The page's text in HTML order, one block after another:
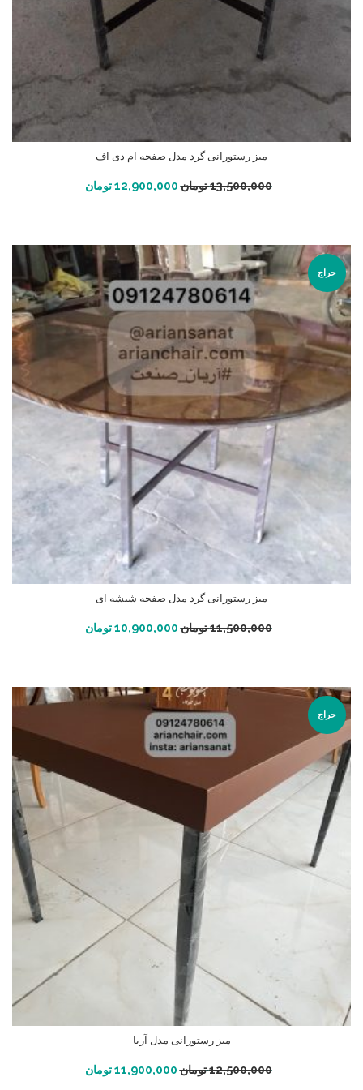
میز رستورانی گرد مدل صفحه ام دی اف
13,500,000تومان 12,900,000 تومان افزودن به سبد خرید
حراج
میز رستورانی گرد مدل صفحه شیشه ای
11,500,000تومان 10,900,000 تومان افزودن به سبد خرید
حراج
میز رستورانی مدل آریا
12,500,000تومان 11,900,000 تومان افزودن به سبد خرید